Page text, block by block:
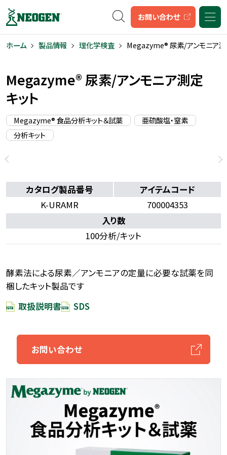
キーワード検索
お問い合わせ
ホーム 製品情報 理化学検査 Megazyme® 尿素/アンモニア測
Megazyme® 尿素/アンモニア測定
キット
Megazyme® 食品分析キット＆試薬
亜硫酸塩・窒素
分析キット
カタログ製品番号
K-URAMR
アイテムコード
700004353
入り数
100分析/キット
酵素法による尿素／アンモニアの定量に必要な試薬を同
梱したキット製品です
取扱説明書
SDS
お問い合わせ